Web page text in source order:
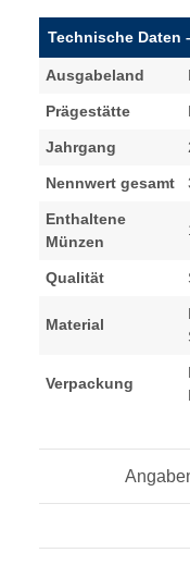
Technische Daten
Ausgabeland
Prägestätte
Jahrgang
Nennwert gesamt
Enthaltene
Münzen
Qualität
Material
Verpackung